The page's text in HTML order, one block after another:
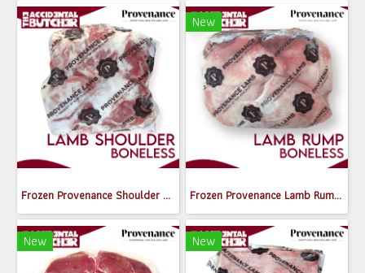
Frozen Provenance Shoulder Boneless (2pcs/pack) (1.2-1.4 kg)
New
Frozen Provenance Lamb Rump Boneless (4pcs/pack) (1.3-1.7 kg)
New New